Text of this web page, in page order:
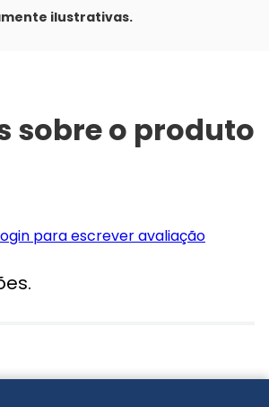
ilustrativas.
sobre o produto
para escrever avaliação